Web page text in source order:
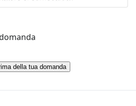
della tua domanda